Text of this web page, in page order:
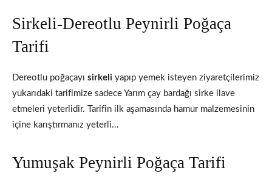
Sirkeli-Dereotlu Peynirli Poğaça
Tarifi
Dereotlu poğaçayı sirkeli yapıp yemek isteyen ziyaretçilerimiz
yukarıdaki tarifimize sadece Yarım çay bardağı sirke ilave
etmeleri yeterlidir. Tarifin ilk aşamasında hamur malzemesinin
içine karıştırmanız yeterli…
Yumuşak Peynirli Poğaça Tarifi